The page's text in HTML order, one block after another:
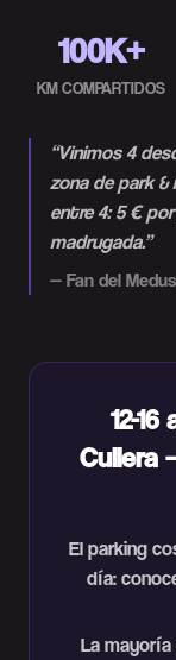
100K+
KM COMPARTIDOS
“Vinimos 4
zona de park &
entre 4: 5 €
madrugada.”
— Fan del
12-
Cullera
El parking
día:
La